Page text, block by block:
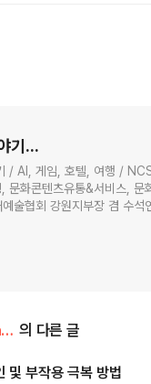
기...
확인강
문화콘텐츠유통&서비스, 문
술협회 강원지부장 겸 수석
JS 이야기/Open AI 의 다른 글
및 부작용 극복 방법